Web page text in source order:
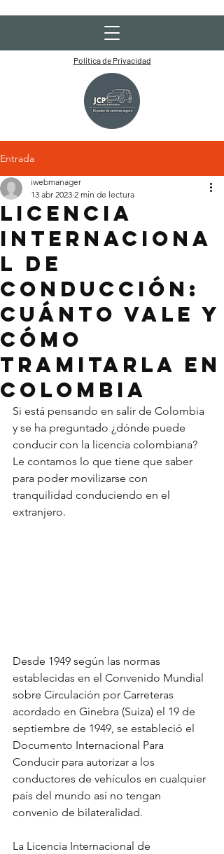
Política de Privacidad
Entrada
Licencia
Internaciona
l de
Conducción:
cuánto vale y
cómo
tramitarla en
Colombia
iwebmanager
13 abr 2023 2 min de lectura
Si está pensando en salir de Colombia
y se ha preguntado ¿dónde puede
conducir con la licencia colombiana?
Le contamos lo que tiene que saber
para poder movilizarse con
tranquilidad conduciendo en el
extranjero.
Desde 1949 según las normas
establecidas en el Convenido Mundial
sobre Circulación por Carreteras
acordado en Ginebra (Suiza) el 19 de
septiembre de 1949, se estableció el
Documento Internacional Para
Conducir para autorizar a los
conductores de vehículos en cualquier
país del mundo así no tengan
convenio de bilateralidad.
La Licencia Internacional de